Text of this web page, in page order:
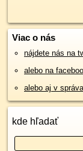
Viac o nás
nájdete nás na
alebo na
alebo aj v
kde hľadať